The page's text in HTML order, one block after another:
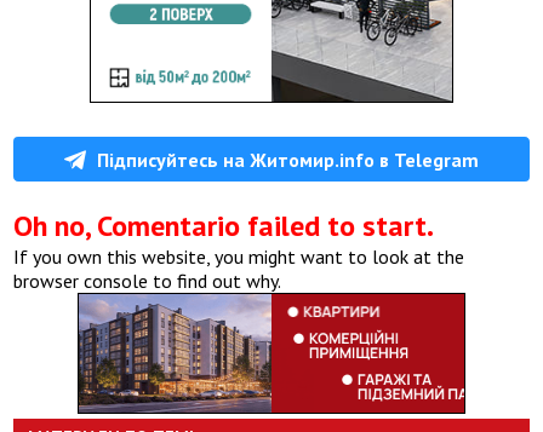
Підписуйтесь на Житомир.info в Telegram
Oh no, Comentario failed to start.
If you own this website, you might want to look at the
browser console to find out why.